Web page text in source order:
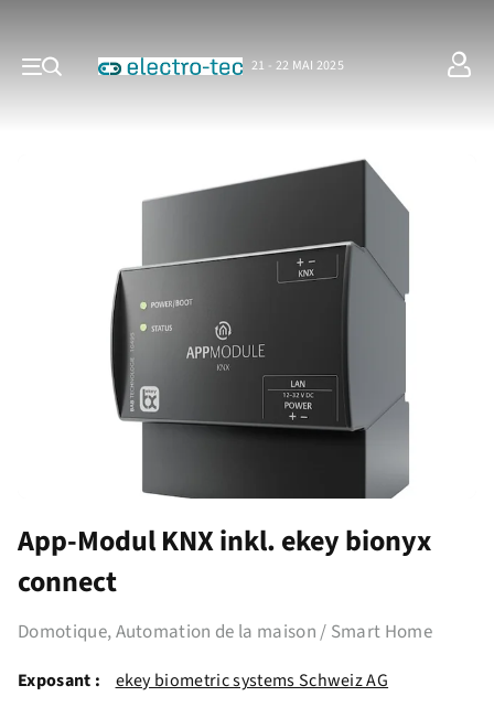
21 - 22 MAI 2025
App-Modul KNX inkl. ekey bionyx
connect
Domotique, Automation de la maison / Smart Home
Exposant : ekey biometric systems Schweiz AG